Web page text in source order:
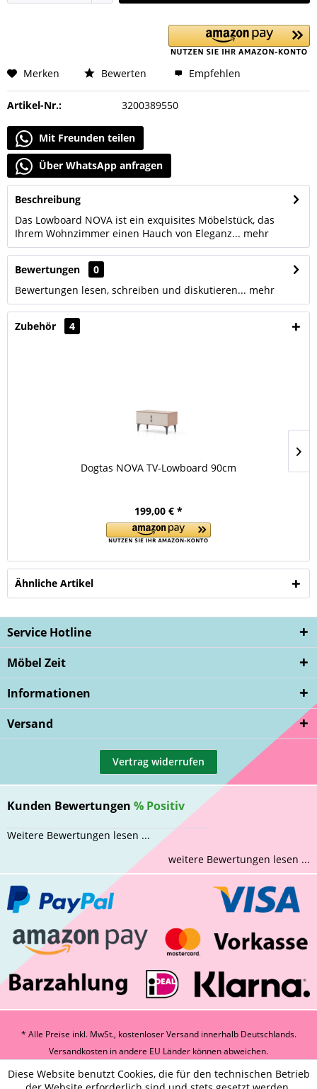
Merken Bewerten Empfehlen
Artikel-Nr.: 3200389550
Mit Freunden teilen
Über WhatsApp anfragen
Beschreibung
Das Lowboard NOVA ist ein exquisites Möbelstück, das
Ihrem Wohnzimmer einen Hauch von Eleganz... mehr
Bewertungen
0
Bewertungen lesen, schreiben und diskutieren... mehr
Zubehör 4
Dogtas NOVA TV-Lowboard 90cm
199,00 € *
Ähnliche Artikel
Service Hotline
Möbel Zeit
Informationen
Versand
Vertrag widerrufen
Kunden Bewertungen % Positiv
Weitere Bewertungen lesen ...
weitere Bewertungen lesen ...
* Alle Preise inkl. MwSt., kostenloser Versand innerhalb Deutschlands.
Versandkosten in andere EU Länder können abweichen.
Diese Website benutzt Cookies, die für den technischen Betrieb